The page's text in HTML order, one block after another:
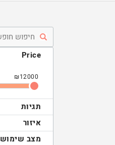
Price
₪12000
תגיות
איזור
מצב שימוש